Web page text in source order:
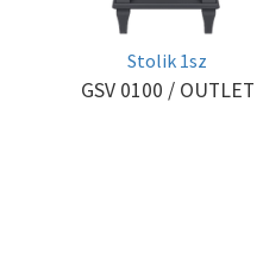
Stolik 1sz
GSV 0100 / OUTLET